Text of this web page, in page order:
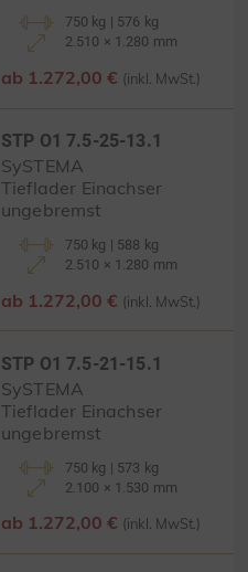
750 kg | 576 kg
2.510 × 1.280 mm
ab 1.272,00 € (inkl. MwSt.)
STP O1 7.5-25-13.1
SySTEMA
Tieflader Einachser
ungebremst
750 kg | 588 kg
2.510 × 1.280 mm
ab 1.272,00 € (inkl. MwSt.)
STP O1 7.5-21-15.1
SySTEMA
Tieflader Einachser
ungebremst
750 kg | 573 kg
2.100 × 1.530 mm
ab 1.272,00 € (inkl. MwSt.)